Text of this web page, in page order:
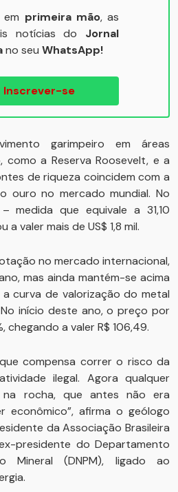
em primeira mão, as
notícias do Jornal
no seu WhatsApp!
Inscrever-se
garimpeiro em áreas
como a Reserva Roosevelt, e a
de riqueza coincidem com a
ouro no mercado mundial. No
medida que equivale a 31,10
valer mais de US$ 1,8 mil.
no mercado internacional,
mas ainda mantém-se acima
a curva de valorização do metal
início deste ano, o preço por
chegando a valer R$ 106,49.
compensa correr o risco da
ilegal. Agora qualquer
rocha, que antes não era
econômico”, afirma o geólogo
da Associação Brasileira
presidente do Departamento
Mineral (DNPM), ligado ao